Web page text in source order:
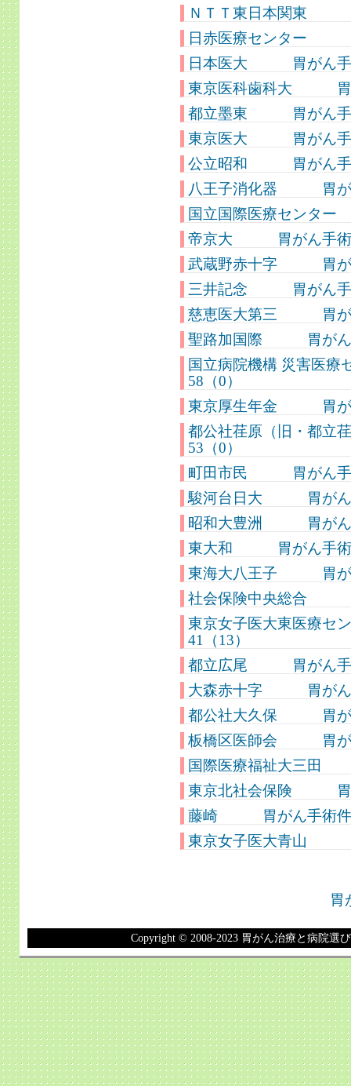
ＮＴＴ東日本関東
日赤医療センター
日本医大 胃がん手
東京医科歯科大 胃
都立墨東 胃がん手
東京医大 胃がん手
公立昭和 胃がん手
八王子消化器 胃が
国立国際医療セン
帝京大 胃がん手術
武蔵野赤十字 胃が
三井記念 胃がん手
慈恵医大第三 胃が
聖路加国際 胃がん
国立病院機構 災害
58（0）
東京厚生年金 胃が
都公社荏原（旧・
53（0）
町田市民 胃がん手
駿河台日大 胃がん
昭和大豊洲 胃がん
東大和 胃がん手術
東海大八王子 胃が
社会保険中央総合
東京女子医大東医
41（13）
都立広尾 胃がん手
大森赤十字 胃がん
都公社大久保 胃が
板橋区医師会 胃が
国際医療福祉大三
東京北社会保険 胃
藤崎 胃がん手術件
東京女子医大青山
胃
Copyright © 2008-2023 胃がん治療と病院選